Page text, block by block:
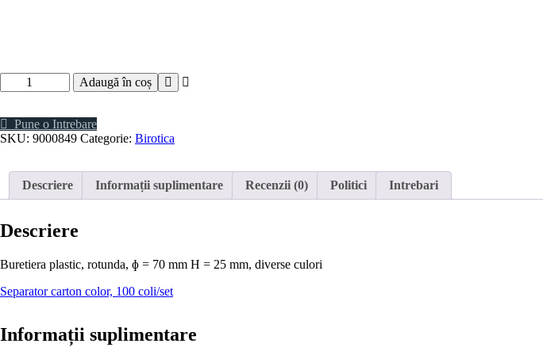
Cantitate
Buretiera
rotunda-
cu
Adaugă în coș
Pune o Intrebare
SKU: 9000849 Categorie: Birotica
Descriere Informații suplimentare Recenzii (0) Politici Intrebari
Descriere
Buretiera plastic, rotunda, ɸ = 70 mm H = 25 mm, diverse culori
Separator carton color, 100 coli/set
Informații suplimentare